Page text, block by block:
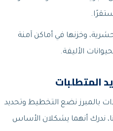
وخزنها في أماكن آمنة
الأليفة.
المتطلبات
بالمبرز نضع التخطيط وتحديد
ندرك أنهما يشكلان الأساس